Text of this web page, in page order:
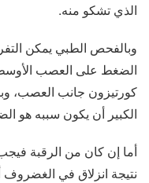
الذي تشكو منه.
وبالفحص الطبي يمكن
الضغط على العصب
كورتيزون جانب العصب،
الكبير أن يكون سببه هو
أما إن كان من الرقبة
نتيجة انزلاق في الغضروف